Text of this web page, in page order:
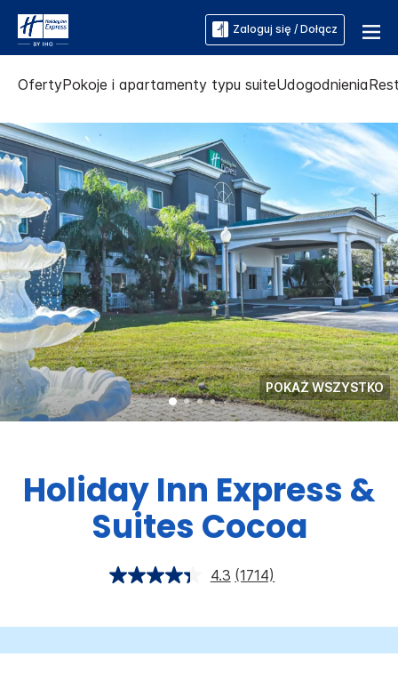
Zaloguj się / Dołącz
OfertyPokoje i apartamenty typu suiteUdogodnienia
POKAŻ WSZYSTKO
Holiday Inn Express &
Suites Cocoa
4.3 (1714)